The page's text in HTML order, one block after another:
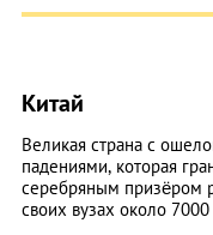
Китай
Великая страна с
падениями, которая
серебряным призёром
своих вузах около 7000